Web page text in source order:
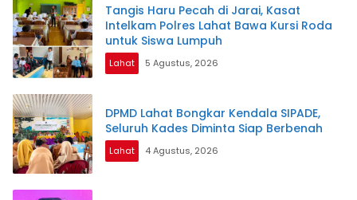
Tangis Haru Pecah di Jarai, Kasat
Intelkam Polres Lahat Bawa Kursi Roda
untuk Siswa Lumpuh
Lahat 5 Agustus, 2026
DPMD Lahat Bongkar Kendala SIPADE,
Seluruh Kades Diminta Siap Berbenah
Lahat 4 Agustus, 2026